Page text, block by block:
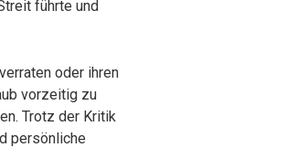
führte und
oder ihren
vorzeitig zu
Trotz der Kritik
persönliche